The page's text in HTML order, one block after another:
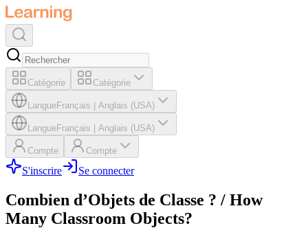
Catégorie Catégorie
LangueFrançais Anglais (USA)
LangueFrançais Anglais (USA)
Compte Compte
S'inscrire Se connecter
Combien d’Objets de Classe ? / How
Many Classroom Objects?